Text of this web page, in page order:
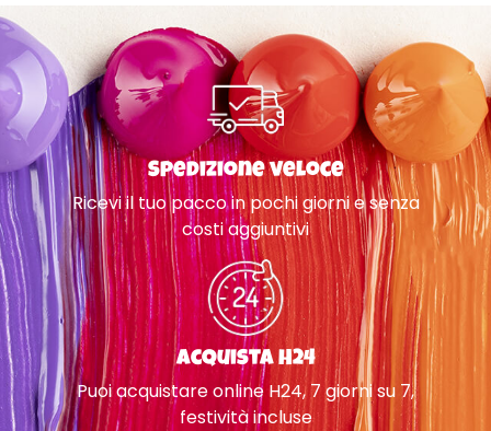
Spedizione veloce
Ricevi il tuo pacco in pochi giorni e senza
costi aggiuntivi
Acquista H24
Puoi acquistare online H24, 7 giorni su 7,
festività incluse